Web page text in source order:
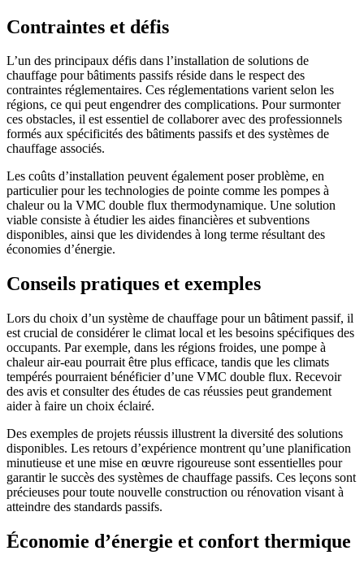
Contraintes et défis
L’un des principaux défis dans l’installation de solutions de
chauffage pour bâtiments passifs réside dans le respect des
contraintes réglementaires. Ces réglementations varient selon les
régions, ce qui peut engendrer des complications. Pour surmonter
ces obstacles, il est essentiel de collaborer avec des professionnels
formés aux spécificités des bâtiments passifs et des systèmes de
chauffage associés.
Les coûts d’installation peuvent également poser problème, en
particulier pour les technologies de pointe comme les pompes à
chaleur ou la VMC double flux thermodynamique. Une solution
viable consiste à étudier les aides financières et subventions
disponibles, ainsi que les dividendes à long terme résultant des
économies d’énergie.
Conseils pratiques et exemples
Lors du choix d’un système de chauffage pour un bâtiment passif, il
est crucial de considérer le climat local et les besoins spécifiques des
occupants. Par exemple, dans les régions froides, une pompe à
chaleur air-eau pourrait être plus efficace, tandis que les climats
tempérés pourraient bénéficier d’une VMC double flux. Recevoir
des avis et consulter des études de cas réussies peut grandement
aider à faire un choix éclairé.
Des exemples de projets réussis illustrent la diversité des solutions
disponibles. Les retours d’expérience montrent qu’une planification
minutieuse et une mise en œuvre rigoureuse sont essentielles pour
garantir le succès des systèmes de chauffage passifs. Ces leçons sont
précieuses pour toute nouvelle construction ou rénovation visant à
atteindre des standards passifs.
Économie d’énergie et confort thermique